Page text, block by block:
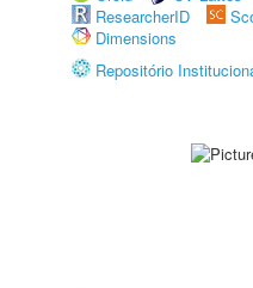
ResearcherID
Dimensions
Repositório